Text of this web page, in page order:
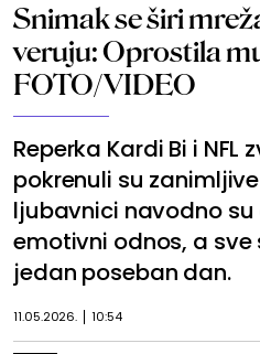
Snimak se širi
veruju: Oprostila
FOTO/VIDEO
Reperka Kardi Bi i NFL
pokrenuli su
ljubavnici navodno
emotivni odnos, a
jedan poseban dan.
11.05.2026. 10:54